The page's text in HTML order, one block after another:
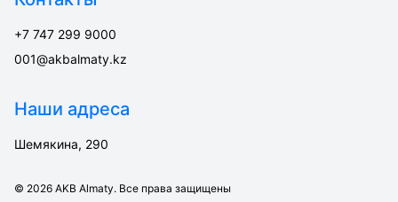
+7 747 299 9000
001@akbalmaty.kz
Наши адреса
Шемякина, 290
© 2026 AKB Almaty. Все права защищены